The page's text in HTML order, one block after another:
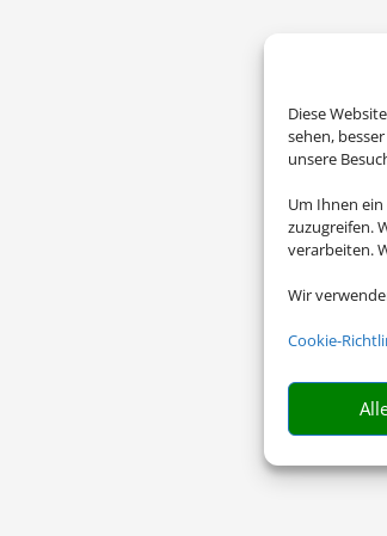
Diese
sehen,
unsere
Um Ihnen
zuzugreifen.
verarbeiten.
Wir
Cookie-